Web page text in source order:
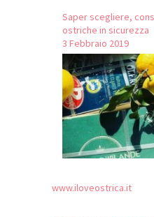
Saper scegliere,
ostriche in sicurezza
3 Febbraio 2019
www.iloveostrica.it